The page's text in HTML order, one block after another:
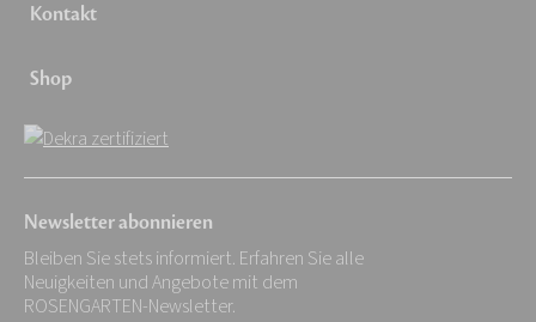
Kontakt
Shop
Newsletter abonnieren
Bleiben Sie stets informiert. Erfahren Sie alle
Neuigkeiten und Angebote mit dem
ROSENGARTEN-Newsletter.